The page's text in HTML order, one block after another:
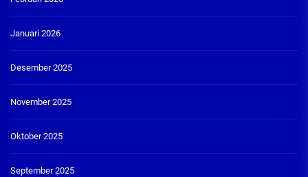
Januari 2026
Desember 2025
November 2025
Oktober 2025
September 2025